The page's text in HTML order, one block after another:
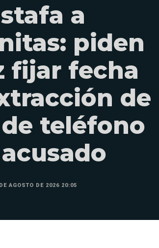
a
piden
fijar fecha
de
teléfono
AGOSTO DE 2026 20:05